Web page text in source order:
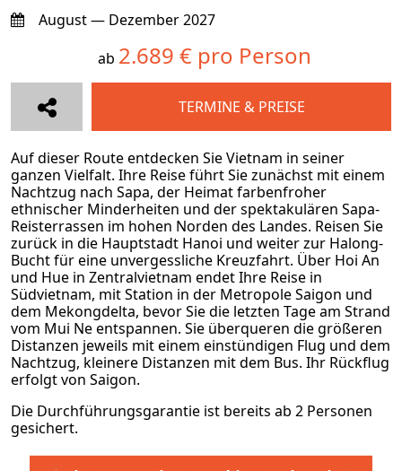
August — Dezember 2027
ab 2.689 € pro Person
TERMINE & PREISE
Auf dieser Route entdecken Sie Vietnam in seiner
ganzen Vielfalt. Ihre Reise führt Sie zunächst mit einem
Nachtzug nach Sapa, der Heimat farbenfroher
ethnischer Minderheiten und der spektakulären Sapa-
Reisterrassen im hohen Norden des Landes. Reisen Sie
zurück in die Hauptstadt Hanoi und weiter zur Halong-
Bucht für eine unvergessliche Kreuzfahrt. Über Hoi An
und Hue in Zentralvietnam endet Ihre Reise in
Südvietnam, mit Station in der Metropole Saigon und
dem Mekongdelta, bevor Sie die letzten Tage am Strand
vom Mui Ne entspannen. Sie überqueren die größeren
Distanzen jeweils mit einem einstündigen Flug und dem
Nachtzug, kleinere Distanzen mit dem Bus. Ihr Rückflug
erfolgt von Saigon.
Die Durchführungsgarantie ist bereits ab 2 Personen
gesichert.